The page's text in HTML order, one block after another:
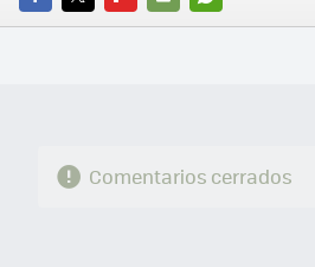
FACEBOOK
TWITTERFLIPBOARD
E-
WHATSAPP
Comentarios cerrados